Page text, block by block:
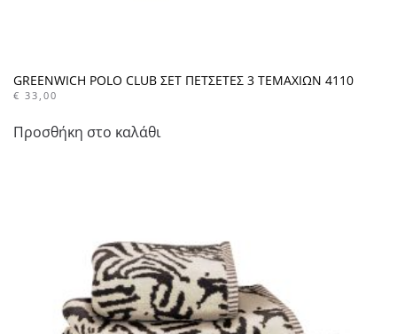
GREENWICH POLO CLUB ΣΕΤ ΠΕΤΣΕΤΕΣ 3 ΤΕΜΑΧΙΩΝ 4110
€ 33,00
Προσθήκη στο καλάθι